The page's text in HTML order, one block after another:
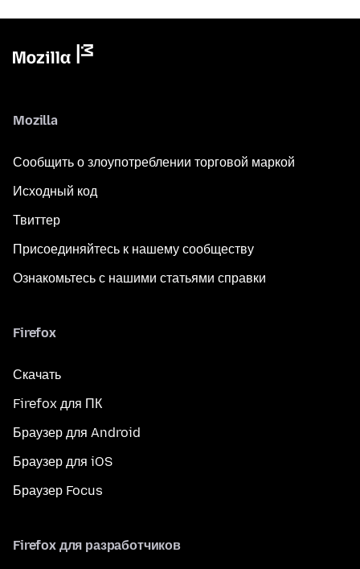
Mozilla
Сообщить о злоупотреблении торговой маркой
Исходный код
Твиттер
Присоединяйтесь к нашему сообществу
Ознакомьтесь с нашими статьями справки
Firefox
Скачать
Firefox для ПК
Браузер для Android
Браузер для iOS
Браузер Focus
Firefox для разработчиков